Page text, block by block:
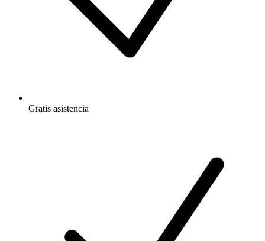
Gratis asistencia